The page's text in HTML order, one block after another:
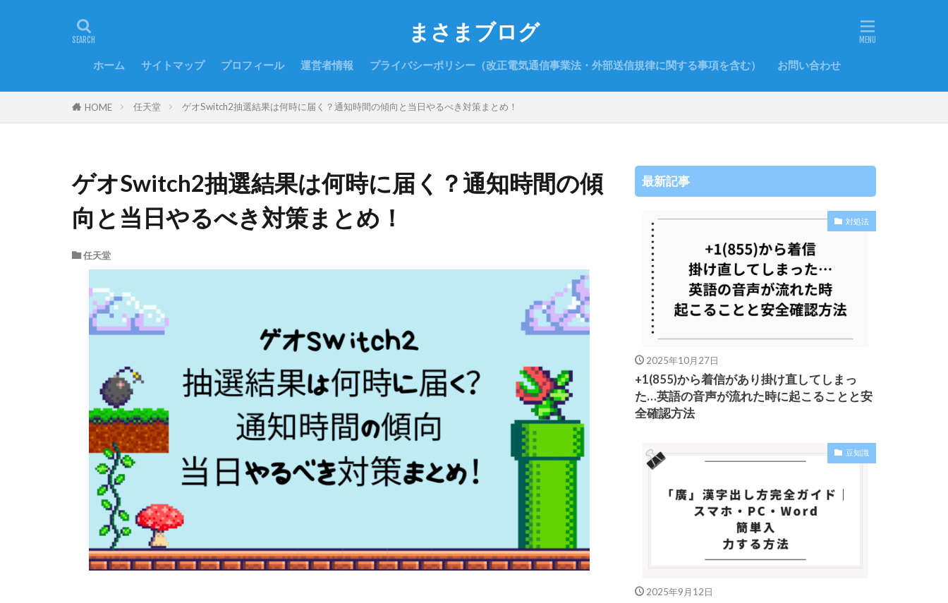
まさまブログ
ホーム サイトマップ プロフィール 運営者情報 プライバシーポリシー（改正電気通信事業法・外部送信規律に関する事項を含む） お問い合わせ
HOME 任天堂 ゲオSwitch2抽選結果は何時に届く？通知時間の傾向と当日やるべき対策まとめ！
ゲオSwitch2抽選結果は何時に届く？通知時間の傾
向と当日やるべき対策まとめ！
任天堂
最新記事
対処法
2025年10月27日
+1(855)から着信があり掛け直してしまっ
た…英語の音声が流れた時に起こることと安
全確認方法
豆知識
2025年9月12日